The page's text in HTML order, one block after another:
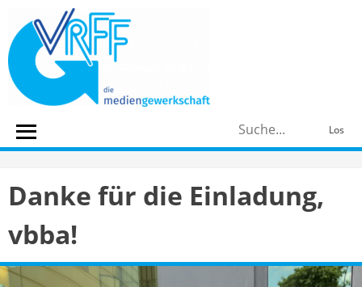
content
Los
Danke für die Einladung,
vbba!